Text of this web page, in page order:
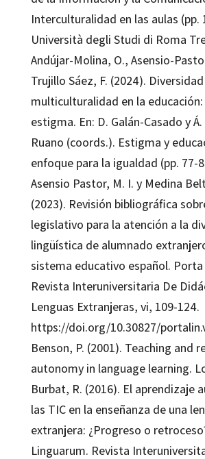
Interculturalidad en las aulas (pp.
Università degli Studi di Roma
Andújar-Molina, O., Asensio-
Trujillo Sáez, F. (2024).
multiculturalidad en la
estigma. En: D. Galán-Casado y
Ruano (coords.). Estigma y
enfoque para la igualdad (pp. 77-
Asensio Pastor, M. I. y Medina
(2023). Revisión bibliográfica
legislativo para la atención a la
lingüística de alumnado
sistema educativo español.
Revista Interuniversitaria De
Lenguas Extranjeras, vi, 109-124.
https://doi.org/10.30827/
Benson, P. (2001). Teaching and
autonomy in language learning.
Burbat, R. (2016). El aprendizaje
las TIC en la enseñanza de una
extranjera: ¿Progreso o
Linguarum. Revista